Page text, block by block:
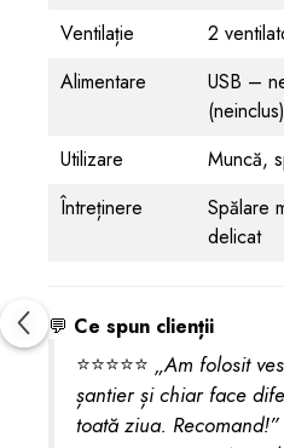
Ventilație
2
Alimentare
USB –
(neinclus)
Utilizare
Muncă,
Întreținere
Spălare
delicat
💬 Ce spun clienții
⭐⭐⭐⭐⭐ „Am folosit
șantier și chiar face
toată ziua. Recomand!”